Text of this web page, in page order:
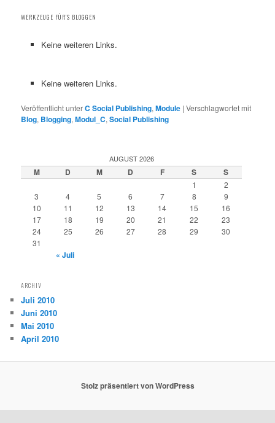
WERKZEUGE FÜR’S BLOGGEN
Keine weiteren Links.
Keine weiteren Links.
Veröffentlicht unterC Social Publishing,Module |Verschlagwortet mit
Blog, Blogging,Modul_C,Social Publishing
AUGUST 2026
M D M D F S S
1
2
3
4 5 6 7 8
9
10
11 12 13 14 15
16
17
18 19 20 21 22
23
24
25 26 27 28 29
30
31
« Juli
ARCHIV
Juli 2010
Juni 2010
Mai 2010
April 2010
Stolz präsentiert von WordPress